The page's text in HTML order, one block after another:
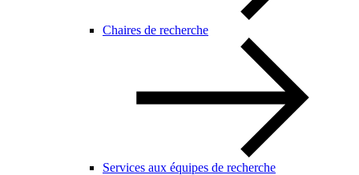
Chaires de recherche
Services aux équipes de recherche